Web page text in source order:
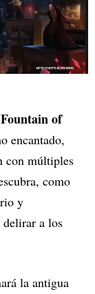
Fountain of
encantado,
con múltiples
como
y
delirar a los
la antigua